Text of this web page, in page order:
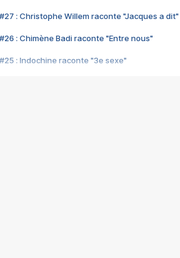
#27 : Christophe Willem raconte "Jacques a dit"
#26 : Chimène Badi raconte "Entre nous"
#25 : Indochine raconte "3e sexe"